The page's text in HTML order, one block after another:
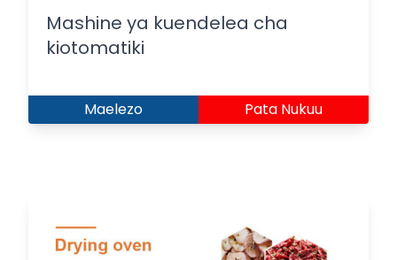
Mashine ya kuendelea cha
kiotomatiki
Maelezo Pata Nukuu